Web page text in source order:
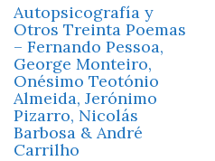
Autopsicografía y
Otros Treinta Poemas
– Fernando Pessoa,
George Monteiro,
Onésimo Teotónio
Almeida, Jerónimo
Pizarro, Nicolás
Barbosa & André
Carrilho